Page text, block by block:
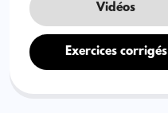
Vidéos
Exercices corrigés